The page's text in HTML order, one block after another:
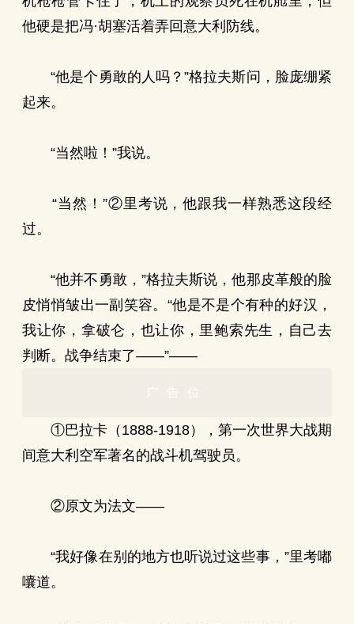
他硬是把冯·胡塞活着弄回意大利防线。
“他是个勇敢的人吗？”格拉夫斯问，脸庞绷紧
起来。
“当然啦！”我说。
“当然！”②里考说，他跟我一样熟悉这段经
过。
“他并不勇敢，”格拉夫斯说，他那皮革般的脸
皮悄悄皱出一副笑容。“他是不是个有种的好汉，
我让你，拿破仑，也让你，里鲍索先生，自己去
判断。战争结束了——”——
广告位
①巴拉卡（1888-1918），第一次世界大战期
间意大利空军著名的战斗机驾驶员。
②原文为法文——
“我好像在别的地方也听说过这些事，”里考嘟
囔道。